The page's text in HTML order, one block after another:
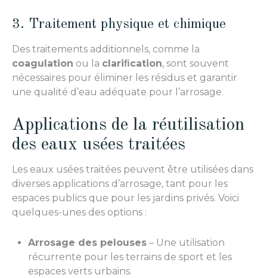
3. Traitement physique et chimique
Des traitements additionnels, comme la
coagulation ou la clariﬁcation, sont souvent
nécessaires pour éliminer les résidus et garantir
une qualité d’eau adéquate pour l’arrosage.
Applications de la réutilisation
des eaux usées traitées
Les eaux usées traitées peuvent être utilisées dans
diverses applications d’arrosage, tant pour les
espaces publics que pour les jardins privés. Voici
quelques-unes des options :
Arrosage des pelouses – Une utilisation
récurrente pour les terrains de sport et les
espaces verts urbains.